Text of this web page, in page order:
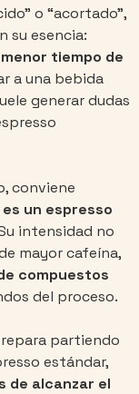
o “acortado”,
su esencia:
tiempo de
a una bebida
generar dudas
conviene
es un espresso
intensidad no
mayor cafeína,
compuestos
del proceso.
partiendo
estándar,
de alcanzar el